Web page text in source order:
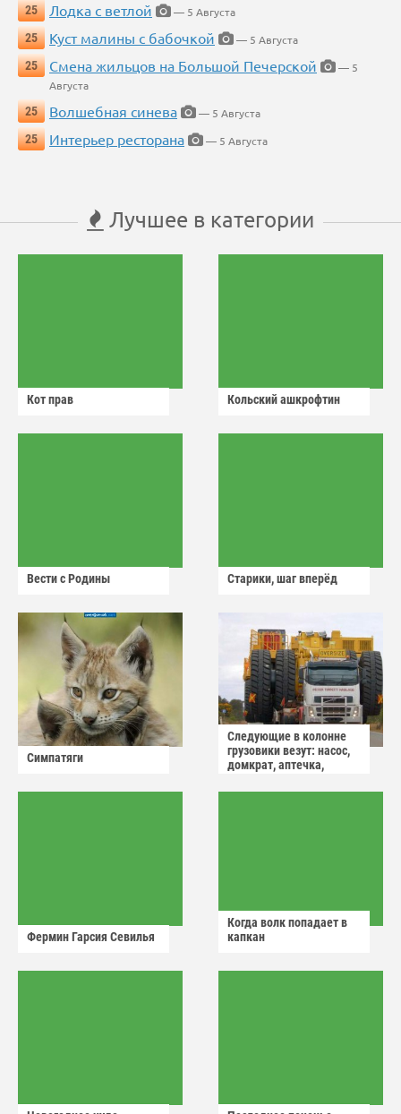
25
Лодка с ветлой
— 5 Августа
25
Куст малины с бабочкой
— 5 Августа
25
Смена жильцов на Большой Печерской
— 5
Августа
25
Волшебная синева
— 5 Августа
25
Интерьер ресторана — 5 Августа
Лучшее в категории
Кот прав Кольский ашкрофтин
Вести с Родины Старики, шаг вперёд
Симпатяги
Следующие в колонне
грузовики везут: насос,
домкрат, аптечка,
Фермин Гарсия Севилья
Когда волк попадает в
капкан